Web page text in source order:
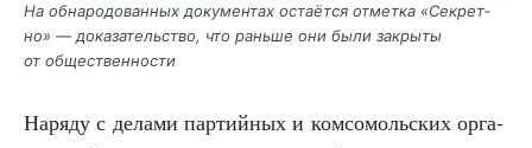
На обна­ро­до­ван­ных доку­мен­тах оста­ёт­ся отмет­ка «Сек­рет­
но» — дока­за­тель­ство, что рань­ше они были закры­ты
от общественности
Наря­ду с дела­ми пар­тий­ных и ком­со­моль­ских орга­